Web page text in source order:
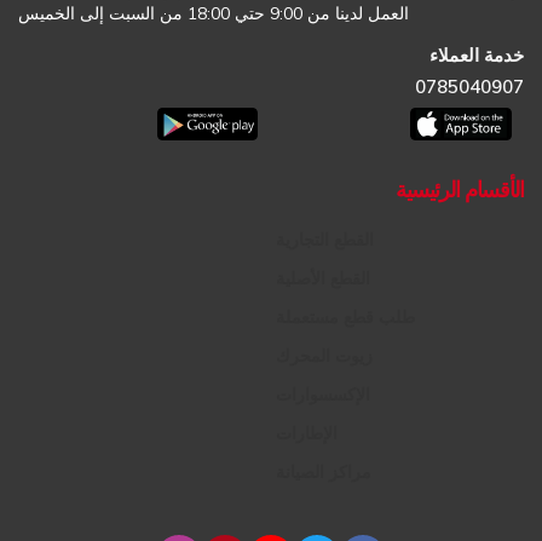
العمل لدينا من 9:00 حتي 18:00 من السبت إلى الخميس
خدمة العملاء
0785040907
الأقسام الرئيسية